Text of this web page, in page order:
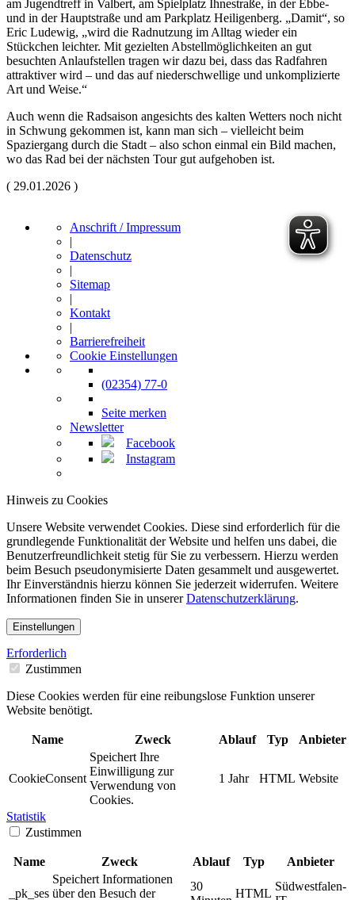
am Jugendtreff in Valbert, am Spielplatz Ihnestraße, in der Ebbe-
und in der Hauptstraße und am Parkplatz Heiligenberg. „Damit“, so
Eric Ludewig, „wird die Radnutzung im Alltag wieder ein
Stückchen leichter. Mit gezielten Abstellmöglichkeiten an gut
besuchten Anlaufstellen tragen wir dazu bei, dass das Radfahren
attraktiver wird – und das auf niederschwellige und unkomplizierte
Art und Weise.“
Auch wenn die Radsaison angesichts des kalten Wetters noch nicht
in Schwung gekommen ist, kann man sich – vielleicht beim
Spaziergang durch die Stadt – also schon einmal ein Bild machen,
wo das Rad bei der nächsten Tour gut aufgehoben ist.
( 29.01.2026 )
Anschrift / Impressum
|
Datenschutz
|
Sitemap
|
Kontakt
|
Barrierefreiheit
Cookie Einstellungen
(02354) 77-0
Seite merken
Newsletter
Facebook
Instagram
Hinweis zu Cookies
Unsere Website verwendet Cookies. Diese sind erforderlich für die
grundlegende Funktionalität der Website und helfen uns dabei, die
Benutzerfreundlichkeit stetig für Sie zu verbessern. Hierzu werden
beim Besuch pseudonymisierte Daten gesammelt und ausgewertet.
Ihr Einverständnis hierzu können Sie jederzeit widerrufen. Weitere
Informationen finden Sie in unsererDatenschutzerklärung.
Einstellungen
Erforderlich
Zustimmen
Diese Cookies werden für eine reibungslose Funktion unserer
Website benötigt.
Name Zweck Ablauf Typ Anbieter
CookieConsent
Speichert Ihre
Einwilligung zur
Verwendung von
Cookies.
1 Jahr HTML Website
Statistik
Zustimmen
Name Zweck Ablauf Typ Anbieter
_pk_ses
Speichert Informationen
über den Besuch der
30
HTML
Südwestfalen-